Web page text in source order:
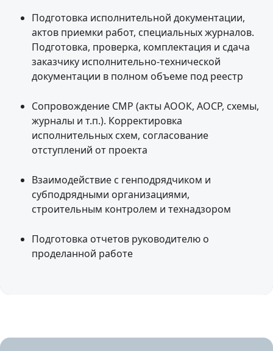
Подготовка исполнительной документации,
актов приемки работ, специальных журналов.
Подготовка, проверка, комплектация и сдача
заказчику исполнительно-технической
документации в полном объеме под реестр
Сопровождение СМР (акты АООК, АОСР, схемы,
журналы и т.п.). Корректировка
исполнительных схем, согласование
отступлений от проекта
Взаимодействие с генподрядчиком и
субподрядными организациями,
строительным контролем и технадзором
Подготовка отчетов руководителю о
проделанной работе